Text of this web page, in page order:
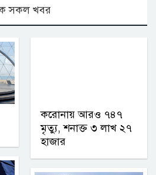
সকল খবর
করোনায় আরও ৭৪৭
মৃত্যু, শনাক্ত ৩ লাখ ২৭
হাজার